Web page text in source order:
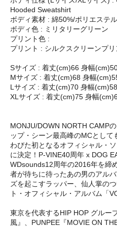
Hooded Sweatshirt
ボディ素材 : 綿50%/ポリエステ
ボディ色 : ミリタリーグリーン
プリント色 :
プリント : シルクスクリーンプリ
Sサイズ : 着丈(cm)66 身幅
Mサイズ : 着丈(cm)68 身幅
Lサイズ : 着丈(cm)70 身幅(cm)58
XLサイズ : 着丈(cm)75 身幅
MONJU/DOWN NORTH CAMP
ップ・シーン最高峰のMCとし
わびた初となるオフィシャル・
に決定！P-VINE40周年 x DOG
WDsounds12周年の2016年を締
者が待ちに待ったあの男のアル
ズを起こすラッパー、仙人掌の
ト・オフィシャル・アルバム「
東京を代表するHIP HOP グルー
風』、PUNPEE『MOVIE ON